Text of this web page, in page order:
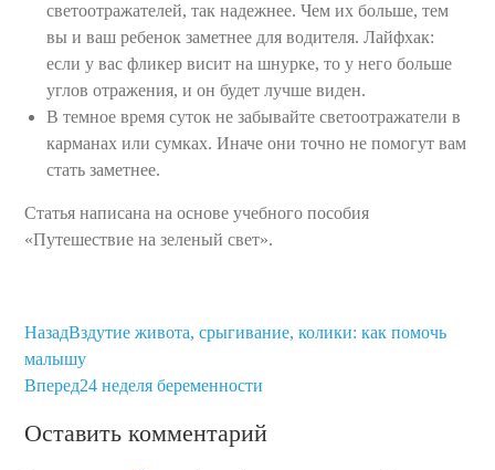
светоотражателей, так надежнее. Чем их больше, тем
вы и ваш ребенок заметнее для водителя. Лайфхак:
если у вас фликер висит на шнурке, то у него больше
углов отражения, и он будет лучше виден.
В темное время суток не забывайте светоотражатели в
карманах или сумках. Иначе они точно не помогут вам
стать заметнее.
Статья написана на основе учебного пособия
«Путешествие на зеленый свет».
НазадВздутие живота, срыгивание, колики: как помочь
малышу
Вперед24 неделя беременности
Оставить комментарий